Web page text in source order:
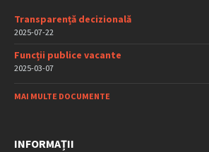
Transparență decizională
2025-07-22
Funcții publice vacante
2025-03-07
MAI MULTE DOCUMENTE
INFORMAȚII